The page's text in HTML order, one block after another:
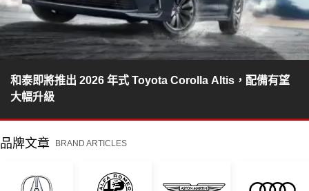
和泰即將推出 2026 年式 Toyota Corolla Altis，配備有望
大幅升級
品牌文章 BRAND ARTICLES